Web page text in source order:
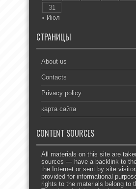
31
« Июл
СТРАНИЦЫ
About us
Contacts
Privacy policy
карта сайта
CONTENT SOURCES
All materials on this site are
sources — have a backlink to
the Internet or sent by site
provided for informational
rights to the materials belong to